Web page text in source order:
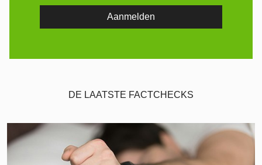
DE LAATSTE FACTCHECKS